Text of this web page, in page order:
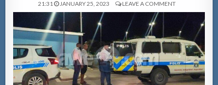
21:31 JANUARY 25, 2023 LEAVE A COMMENT